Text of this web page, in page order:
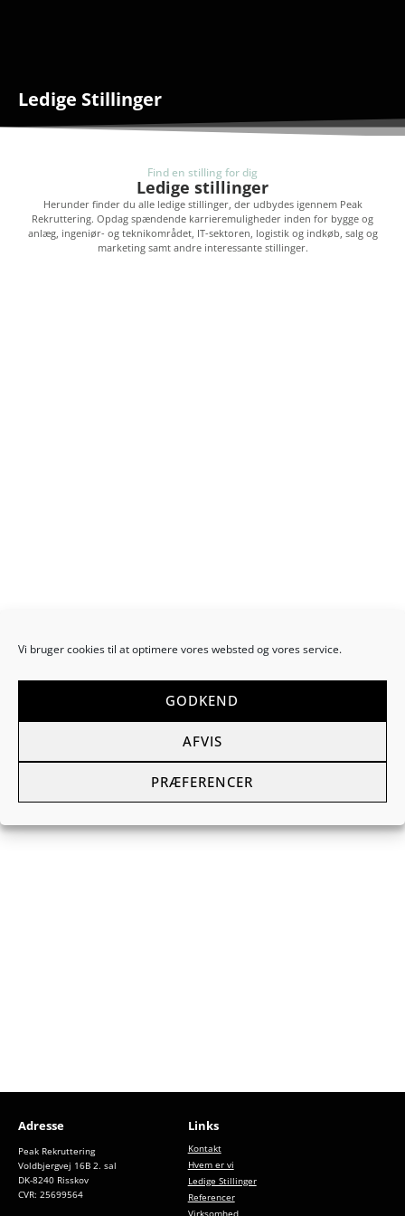
Vi bruger cookies til at optimere vores websted og vores service.
GODKEND
AFVIS
PRÆFERENCER
Ledige Stillinger
Find en stilling for dig
Ledige stillinger
Herunder finder du alle ledige stillinger, der udbydes igennem Peak
Rekruttering. Opdag spændende karrieremuligheder inden for bygge og
anlæg, ingeniør- og teknikområdet, IT-sektoren, logistik og indkøb, salg og
marketing samt andre interessante stillinger.
Adresse
Peak Rekruttering
Voldbjergvej 16B 2. sal
DK-8240 Risskov
CVR: 25699564
Links
Kontakt
Hvem er vi
Ledige Stillinger
Referencer
Virksomhed